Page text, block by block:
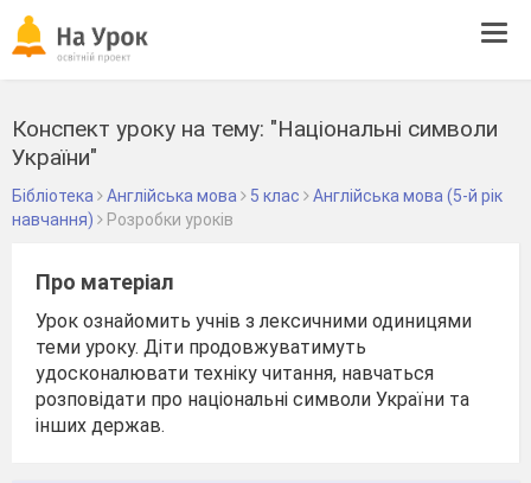
Конспект уроку на тему: "Національні символи
України"
Бібліотека Англійська мова 5 клас
Англійська мова (5-й рік
навчання)
Розробки уроків
Про матеріал
Урок ознайомить учнів з лексичними одиницями
теми уроку. Діти продовжуватимуть
удосконалювати техніку читання, навчаться
розповідати про національні символи України та
інших держав.